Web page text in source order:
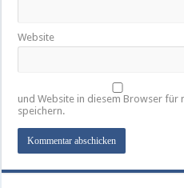
Website
und Website in diesem Browser für
speichern.